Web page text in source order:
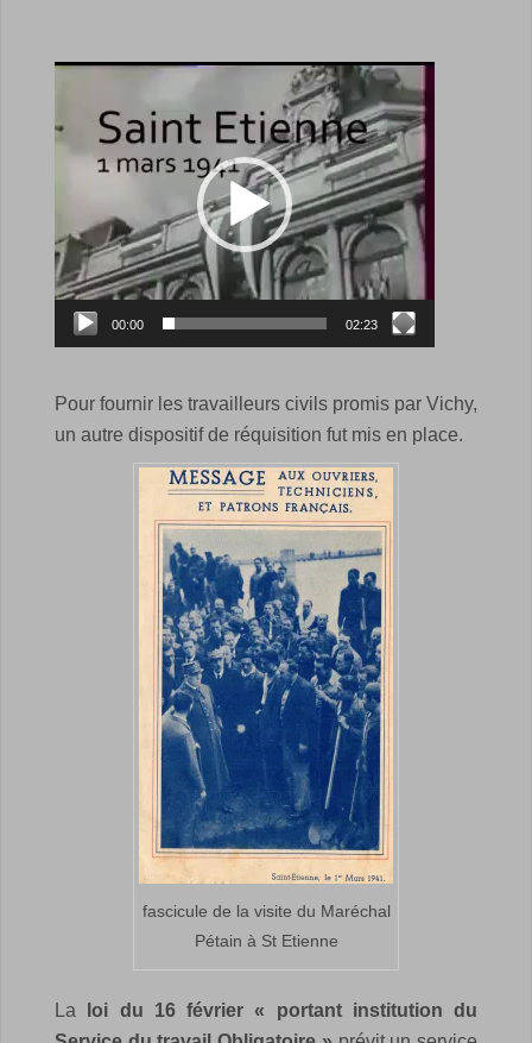
Lecteur
00:00 02:23
Pour fournir les travailleurs civils promis par Vichy,
un autre dispositif de réquisition fut mis en place.
fascicule de la visite du Maréchal
Pétain à St Etienne
La
loi du 16 février « portant institution du